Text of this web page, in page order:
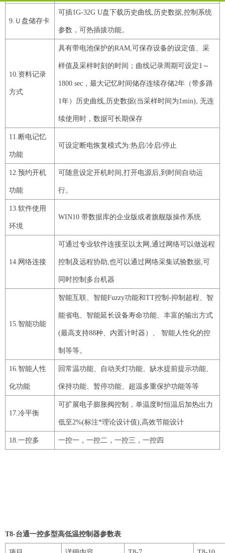
9. Ｕ盘储存卡
可插1G-32G U盘下载历史曲线,历史数据,控制系统
参数，可热插拔功能。
10.资料记录
方式
具有带电池保护的RAM,可保存设备的设定值、采
样值及采样时刻的时间；曲线记录周期可设定1 ～
1800 sec ，最大记忆时间储存连续存储2年（带多路
1年） 历史曲线,历史数据(当采样时间为1min), 无连
续使用时，数据可长期保存
11.断电记忆
功能
可设定断电恢复模式为:热启/冷启/停止
12.预约开机
功能
可随意设定开机时间 ,打开电源后,到时间自动运
行。
13.软件使用
环境
WIN10 带数据库的企业版或者旗舰版操作系统
14.网络连接
可通过专业软件连接至以太网 ,通过网络可以做远程
控制及远程协助,也可以通过网络采集试验数据,可
同时控制多台机器
15.智能功能
智能互联、智能Fuzzy功能和TT控制-抑制超程、智
能省电、智能延长设备寿命功能、丰富的输出方式
(最高支持88种、 内置计时器）、 智能人性化的控
制等等。
16.智能人性
化功能
回常温功能、自动关灯功能、缺水提前提示功能、
保持功能、暂停功能、超温多重保护功能等等
17.冷平衡
可扩展电子膨胀阀控制，单温度时恒温后加热出力
低至2%(标注*理论设计值),高效节能设计
18.一控多 一控一，一控二，一控三，一控四
T8-台通一控多型高低温控制器参数表